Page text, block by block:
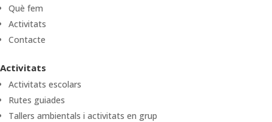
Què fem
Activitats
Contacte
Activitats
Activitats escolars
Rutes guiades
Tallers ambientals i activitats en grup